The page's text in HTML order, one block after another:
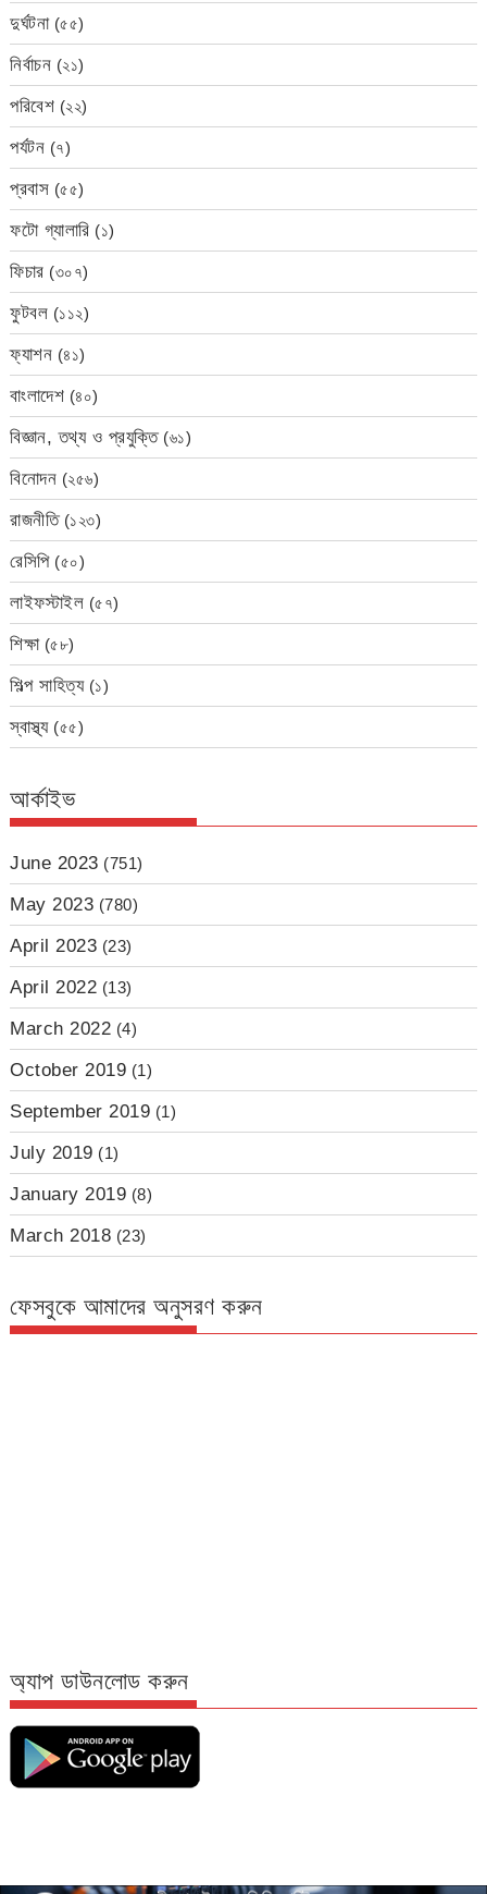
দুর্ঘটনা(৫৫)
নির্বাচন (২১)
পরিবেশ (২২)
পর্যটন (৭)
প্রবাস (৫৫)
ফটো গ্যালারি (১)
ফিচার (৩০৭)
ফুটবল (১১২)
ফ্যাশন (৪১)
বাংলাদেশ (৪০)
বিজ্ঞান, তথ্য ও প্রযুক্তি(৬১)
বিনোদন (২৫৬)
রাজনীতি(১২৩)
রেসিপি(৫০)
লাইফস্টাইল (৫৭)
শিক্ষা(৫৮)
শিল্প সাহিত্য(১)
স্বাস্থ্য(৫৫)
আর্কাইভ
June 2023 (751)
May 2023 (780)
April 2023 (23)
April 2022 (13)
March 2022 (4)
October 2019 (1)
September 2019 (1)
July 2019 (1)
January 2019 (8)
March 2018 (23)
ফেসবুকে আমাদের অনুসরণ করুন
অ্যাপ ডাউনলোড করুন